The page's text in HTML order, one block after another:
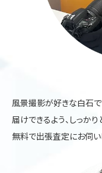
風景撮影が好きな白石
届けできるよう、しっか
無料で出張査定にお伺い